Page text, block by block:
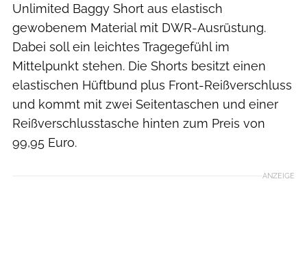
Unlimited Baggy Short aus elastisch
gewobenem Material mit DWR-Ausrüstung.
Dabei soll ein leichtes Tragegefühl im
Mittelpunkt stehen. Die Shorts besitzt einen
elastischen Hüftbund plus Front-Reißverschluss
und kommt mit zwei Seitentaschen und einer
Reißverschlusstasche hinten zum Preis von
99,95 Euro.
ANZEIGE